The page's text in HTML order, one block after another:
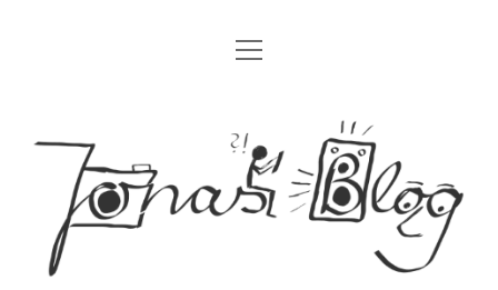
Blog
Kontakt
Impressum
Menü
Jonas'
Blog